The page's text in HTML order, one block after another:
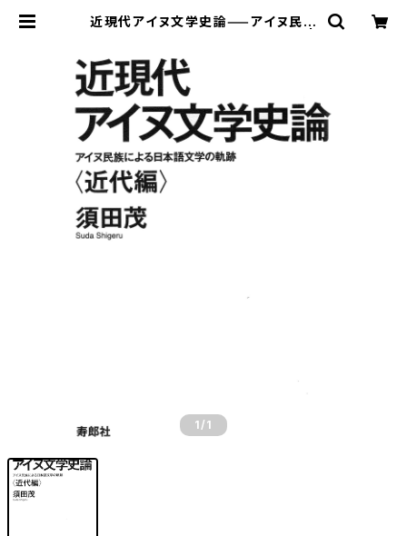
近現代アイヌ文学史論⸺アイヌ民族
1 /1